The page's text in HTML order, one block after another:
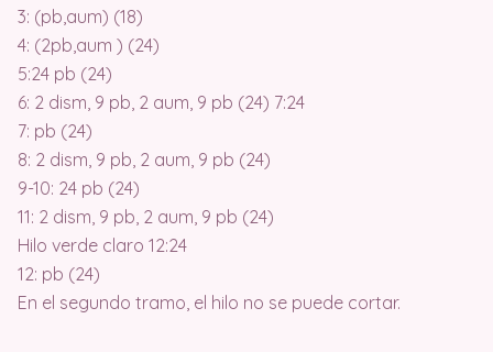
3: (pb,aum) (18)
4: (2pb,aum ) (24)
5:24 pb (24)
6: 2 dism, 9 pb, 2 aum, 9 pb (24) 7:24
7: pb (24)
8: 2 dism, 9 pb, 2 aum, 9 pb (24)
9-10: 24 pb (24)
11: 2 dism, 9 pb, 2 aum, 9 pb (24)
Hilo verde claro 12:24
12: pb (24)
En el segundo tramo, el hilo no se puede cortar.